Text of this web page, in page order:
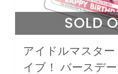
SOLD
アイドルマスター
イブ！ バースデ